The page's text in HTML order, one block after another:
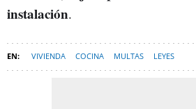
instalación.
VIVIENDA COCINA MULTAS LEYES